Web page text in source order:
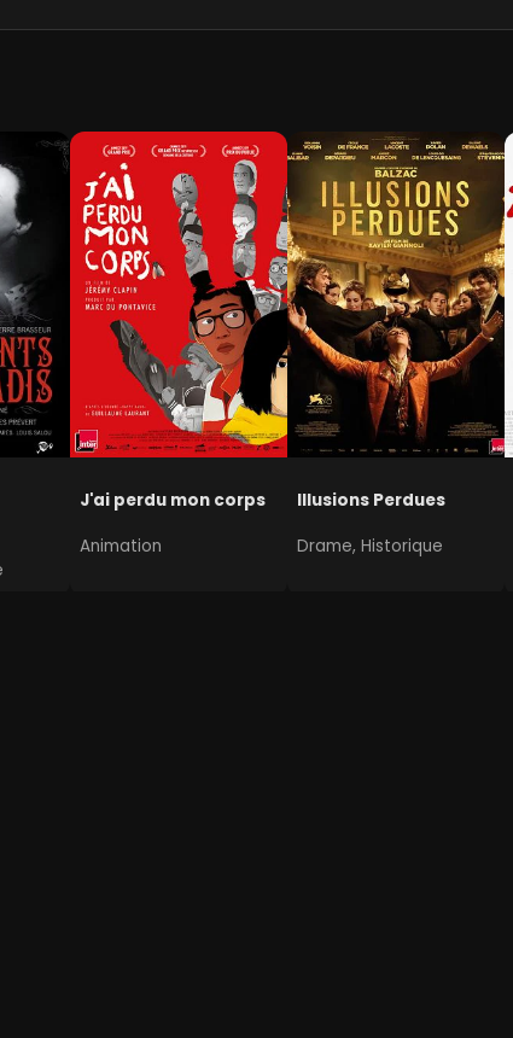
J'ai perdu mon corps
Animation
Illusions Perdues
Drame, Historique